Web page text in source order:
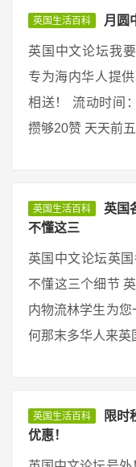
英国生活百科 月圆
英国中文论坛我
专为海内华人提
相送！ 流动时间
攒够20赞 天天前
英国生活百科
英国
不懂这三
英国中文论坛英
不懂这三个细节
内物流林学生为
何那末多华人来英
英国生活百科
限时
优惠！